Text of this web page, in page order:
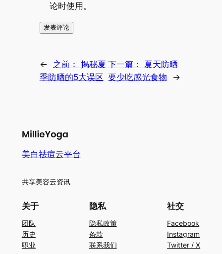
论时使用。
← 之前： 揭秘夏
季防晒的5大误区
下一篇：
夏天防晒
要少吃感光食物
→
美白祛痘云平台
共享美容云资讯
关于
团队
历史
职业
隐私
隐私政策
条款
联系我们
社交
Facebook
Instagram
Twitter / X